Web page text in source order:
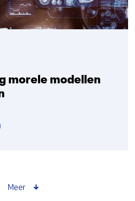
morele modellen
Meer